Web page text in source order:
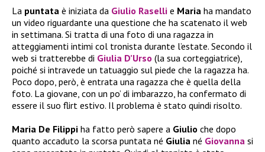
La puntata è iniziata da Giulio Raselli e Maria ha mandato
un video riguardante una questione che ha scatenato il web
in settimana. Si tratta di una foto di una ragazza in
atteggiamenti intimi col tronista durante l’estate. Secondo il
web si tratterebbe di Giulia D’Urso (la sua corteggiatrice),
poiché si intravede un tatuaggio sul piede che la ragazza ha.
Poco dopo, però, è entrata una ragazza che è quella della
foto. La giovane, con un po’ di imbarazzo, ha confermato di
essere il suo flirt estivo. Il problema è stato quindi risolto.
Maria De Filippi ha fatto però sapere a Giulio che dopo
quanto accaduto la scorsa puntata né Giulia né Giovanna si